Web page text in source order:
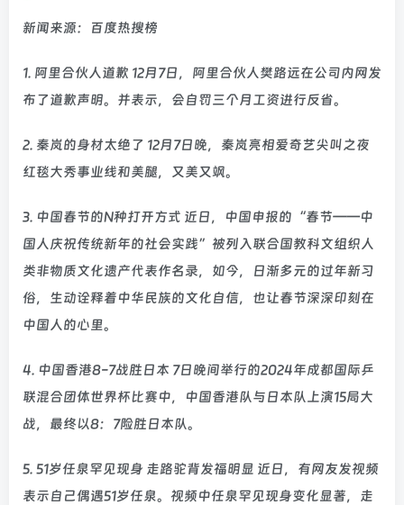
新闻来源：百度热搜榜
1. 阿里合伙人道歉 12月7日，阿里合伙人樊路远在公司内网发
布了道歉声明。并表示，会自罚三个月工资进行反省。
2. 秦岚的身材太绝了 12月7日晚，秦岚亮相爱奇艺尖叫之夜
红毯大秀事业线和美腿，又美又飒。
3. 中国春节的N种打开方式 近日，中国申报的“春节——中
国人庆祝传统新年的社会实践”被列入联合国教科文组织人
类非物质文化遗产代表作名录，如今，日渐多元的过年新习
俗，生动诠释着中华民族的文化自信，也让春节深深印刻在
中国人的心里。
4. 中国香港8-7战胜日本 7日晚间举行的2024年成都国际乒
联混合团体世界杯比赛中，中国香港队与日本队上演15局大
战，最终以8：7险胜日本队。
5. 51岁任泉罕见现身 走路驼背发福明显 近日，有网友发视频
表示自己偶遇51岁任泉。视频中任泉罕见现身变化显著，走